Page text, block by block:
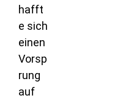
hafft
e sich
einen
Vorsp
rung
auf